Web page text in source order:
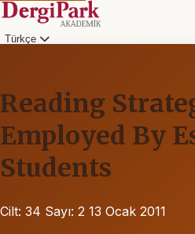
Türkçe
Reading
Employed By
Students
Cilt: 34 Sayı: 2 13 Ocak 2011